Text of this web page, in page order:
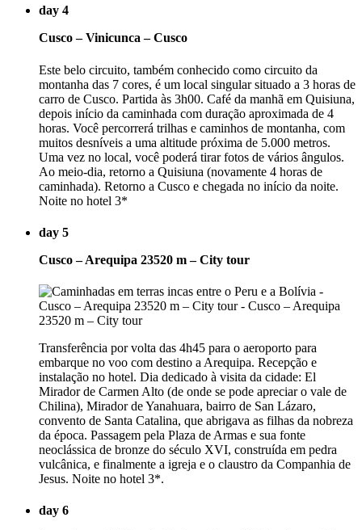
day 4
Cusco – Vinicunca – Cusco
Este belo circuito, também conhecido como circuito da
montanha das 7 cores, é um local singular situado a 3 horas de
carro de Cusco. Partida às 3h00. Café da manhã em Quisiuna,
depois início da caminhada com duração aproximada de 4
horas. Você percorrerá trilhas e caminhos de montanha, com
muitos desníveis a uma altitude próxima de 5.000 metros.
Uma vez no local, você poderá tirar fotos de vários ângulos.
Ao meio-dia, retorno a Quisiuna (novamente 4 horas de
caminhada). Retorno a Cusco e chegada no início da noite.
Noite no hotel 3*
day 5
Cusco – Arequipa 23520 m – City tour
Transferência por volta das 4h45 para o aeroporto para
embarque no voo com destino a Arequipa. Recepção e
instalação no hotel. Dia dedicado à visita da cidade: El
Mirador de Carmen Alto (de onde se pode apreciar o vale de
Chilina), Mirador de Yanahuara, bairro de San Lázaro,
convento de Santa Catalina, que abrigava as filhas da nobreza
da época. Passagem pela Plaza de Armas e sua fonte
neoclássica de bronze do século XVI, construída em pedra
vulcânica, e finalmente a igreja e o claustro da Companhia de
Jesus. Noite no hotel 3*.
day 6